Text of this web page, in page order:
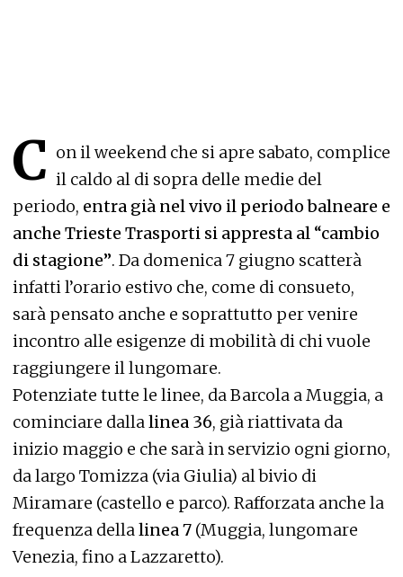
C on il weekend che si apre sabato, complice
il caldo al di sopra delle medie del
periodo, entra già nel vivo il periodo balneare e
anche Trieste Trasporti si appresta al “cambio
di stagione”. Da domenica 7 giugno scatterà
infatti l’orario estivo che, come di consueto,
sarà pensato anche e soprattutto per venire
incontro alle esigenze di mobilità di chi vuole
raggiungere il lungomare.
Potenziate tutte le linee, da Barcola a Muggia, a
cominciare dallalinea 36, già riattivata da
inizio maggio e che sarà in servizio ogni giorno,
da largo Tomizza (via Giulia) al bivio di
Miramare (castello e parco). Rafforzata anche la
frequenza dellalinea 7 (Muggia, lungomare
Venezia, fino a Lazzaretto).